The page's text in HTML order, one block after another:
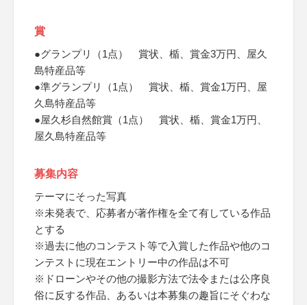
賞
●グランプリ（1点） 賞状、楯、賞金3万円、屋久
島特産品等
●準グランプリ（1点） 賞状、楯、賞金1万円、屋
久島特産品等
●屋久杉自然館賞（1点） 賞状、楯、賞金1万円、
屋久島特産品等
募集内容
テーマにそった写真
※未発表で、応募者が著作権を全て有している作品
とする
※過去に他のコンテスト等で入賞した作品や他のコ
ンテストに現在エントリー中の作品は不可
※ドローンやその他の撮影方法で法令または公序良
俗に反する作品、あるいは本募集の趣旨にそぐわな